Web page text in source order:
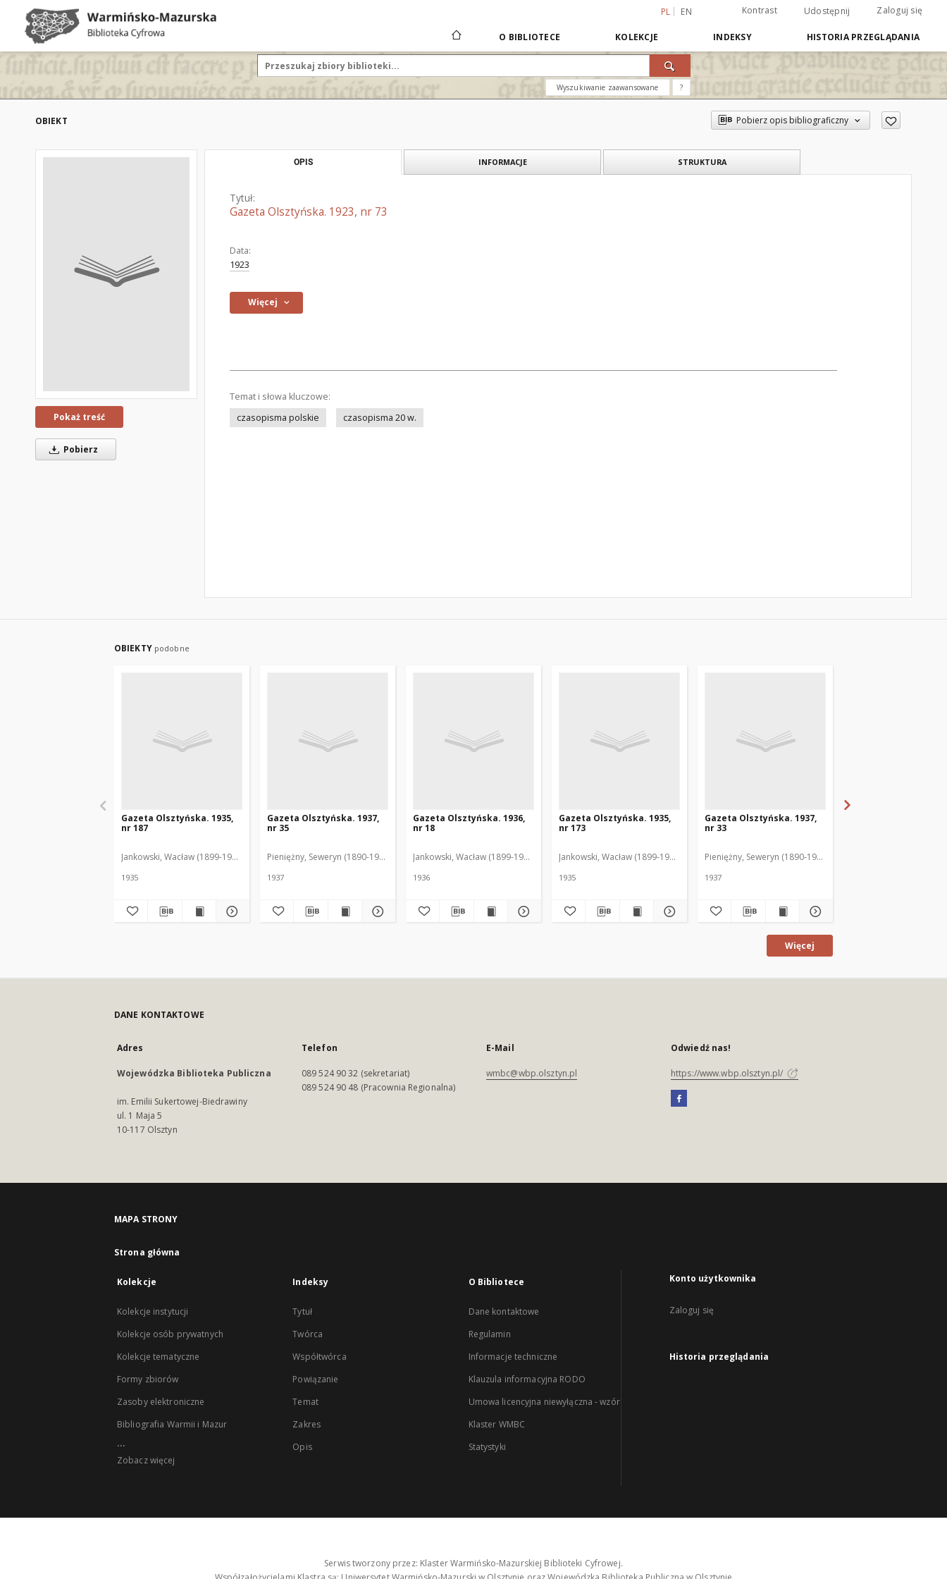
PL EN Kontrast Udostępnij Zaloguj się
O BIBLIOTECE KOLEKCJE INDEKSY HISTORIA PRZEGLĄDANIA
Wyszukiwanie zaawansowane ?
OBIEKT Pobierz opis bibliograficzny
Pokaż treść
Pobierz
OPIS INFORMACJE STRUKTURA
Tytuł:
Gazeta Olsztyńska. 1923, nr 73
Data:
1923
Więcej
Temat i słowa kluczowe:
czasopisma polskie
czasopisma 20 w.
OBIEKTY podobne
Gazeta Olsztyńska. 1935,
nr 187
Jankowski, Wacław (1899-1975). Red.
1935
Gazeta Olsztyńska. 1937,
nr 35
Pieniężny, Seweryn (1890-1940). Red.
1937
Gazeta Olsztyńska. 1936,
nr 18
Jankowski, Wacław (1899-1975). Red.
1936
Gazeta Olsztyńska. 1935,
nr 173
Jankowski, Wacław (1899-1975). Red.
1935
Gazeta Olsztyńska. 1937,
nr 33
Pieniężny, Seweryn (1890-1940). Red.
1937
Więcej
DANE KONTAKTOWE
Adres
Wojewódzka Biblioteka Publiczna
im. Emilii Sukertowej-Biedrawiny
ul. 1 Maja 5
10-117 Olsztyn
Telefon
089 524 90 32 (sekretariat)
089 524 90 48 (Pracownia Regionalna)
E-Mail
wmbc@wbp.olsztyn.pl
Odwiedź nas!
https://www.wbp.olsztyn.pl/
MAPA STRONY
Strona główna
Kolekcje
Kolekcje instytucji
Kolekcje osób prywatnych
Kolekcje tematyczne
Formy zbiorów
Zasoby elektroniczne
Bibliografia Warmii i Mazur
...
Zobacz więcej
Indeksy
Tytuł
Twórca
Współtwórca
Powiązanie
Temat
Zakres
Opis
O Bibliotece
Dane kontaktowe
Regulamin
Informacje techniczne
Klauzula informacyjna RODO
Umowa licencyjna niewyłączna - wzór
Klaster WMBC
Statystyki
Konto użytkownika
Zaloguj się
Historia przeglądania
Serwis tworzony przez: Klaster Warmińsko-Mazurskiej Biblioteki Cyfrowej.